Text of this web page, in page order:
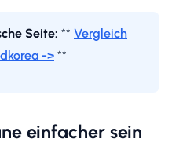
Seite: ** Vergleich
-> **
einfacher sein